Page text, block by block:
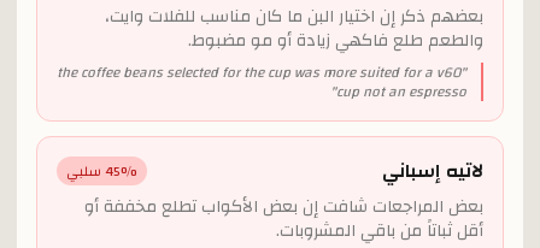
بعضهم ذكر إن اختيار البن ما كان مناسب للفلات وايت،
والطعم طلع فاكهي زيادة أو مو مضبوط.
"
the coffee beans selected for the cup was more suited for a v60
cup not an espresso
"
لاتيه إسباني 45% سلبي
بعض المراجعات شافت إن بعض الأكواب تطلع مخففة أو
أقل ثباتاً من باقي المشروبات.